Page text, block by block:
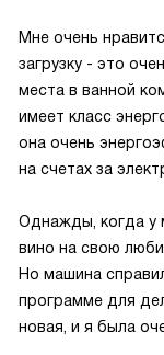
Мне очень
загрузку - это
места в ванной
имеет класс
она очень
на счетах за
Однажды, когда у
вино на свою
Но машина
программе для
новая, и я была